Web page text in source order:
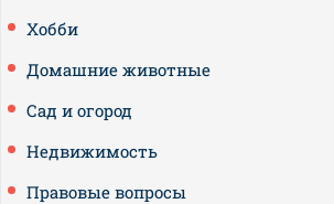
Хобби
Домашние животные
Сад и огород
Недвижимость
Правовые вопросы